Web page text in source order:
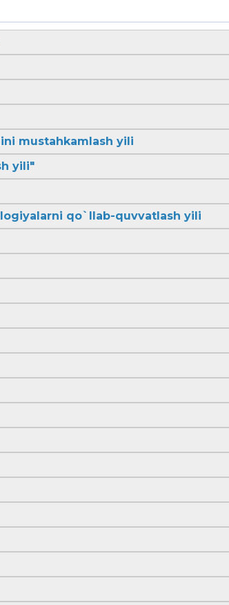
mustahkamlash yili
yili"
qo`llab-quvvatlash yili